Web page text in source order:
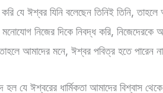
করি যে ঈশ্বর যিনি বলেছেন তিনিই তিনি,
নিজের দিকে নিবদ্ধ করি,
আমাদের মনে, ঈশ্বর পবিত্র হতে পারেন
হল যে ঈশ্বরের ধার্মিকতা আমাদের বিশ্বাস